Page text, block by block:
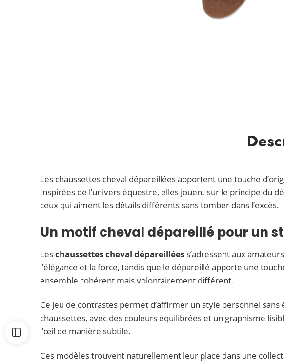
Les chaussettes cheval dépareillées apportent une touche
Inspirées de l’univers équestre, elles jouent sur le principe du
ceux qui aiment les détails différents sans tomber dans l’excès.
Un motif cheval dépareillé pour un
Leschaussettes cheval dépareillées s’adressent aux
l’élégance et la force, tandis que le dépareillé apporte une
ensemble cohérent mais volontairement différent.
Ce jeu de contrastes permet d’affirmer un style personnel
chaussettes, avec des couleurs équilibrées et un graphisme
l’œil de manière subtile.
Ces modèles trouvent naturellement leur place dans une